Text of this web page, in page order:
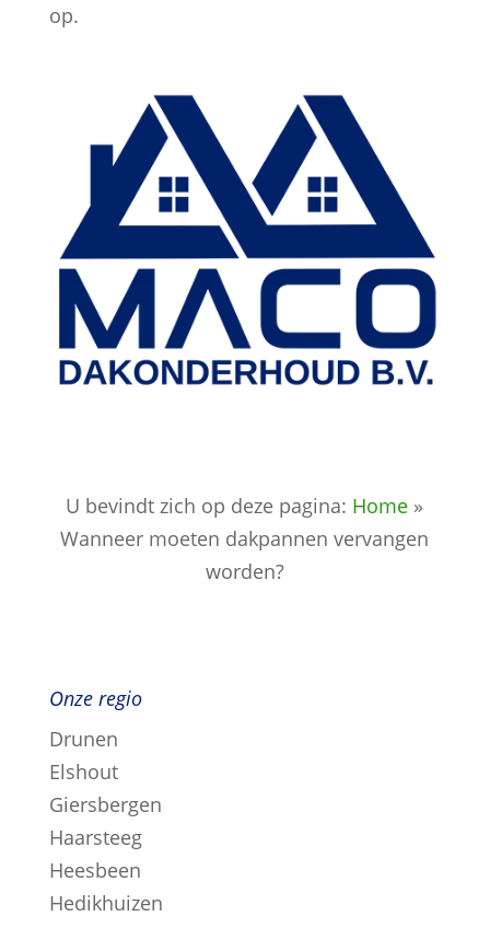
op.
U bevindt zich op deze pagina: Home »
Wanneer moeten dakpannen vervangen
worden?
Onze regio
Drunen
Elshout
Giersbergen
Haarsteeg
Heesbeen
Hedikhuizen